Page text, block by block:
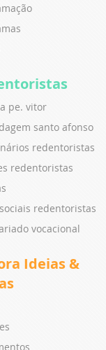
pe. vitor
santo afonso
redentoristas
redentoristas
redentoristas
vocacional
Ideias &